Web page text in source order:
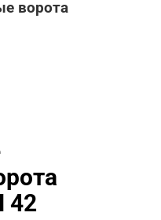
ворота
42